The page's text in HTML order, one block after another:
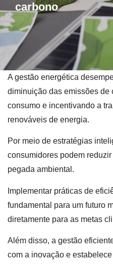
carbono
A gestão energética
diminuição das emissões de
consumo e incentivando a
renováveis de energia.
Por meio de estratégias
consumidores podem
pegada ambiental.
Implementar práticas de
fundamental para um futuro
diretamente para as metas
Além disso, a gestão
com a inovação e